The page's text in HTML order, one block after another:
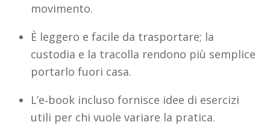
movimento.
È leggero e facile da trasportare; la
custodia e la tracolla rendono più semplice
portarlo fuori casa.
L’e‑book incluso fornisce idee di esercizi
utili per chi vuole variare la pratica.